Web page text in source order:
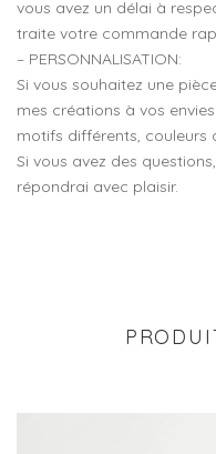
vous avez un délai à
traite votre commande
– PERSONNALISATION:
Si vous souhaitez une
mes créations à vos
motifs différents, couleurs
Si vous avez des
répondrai avec plaisir.